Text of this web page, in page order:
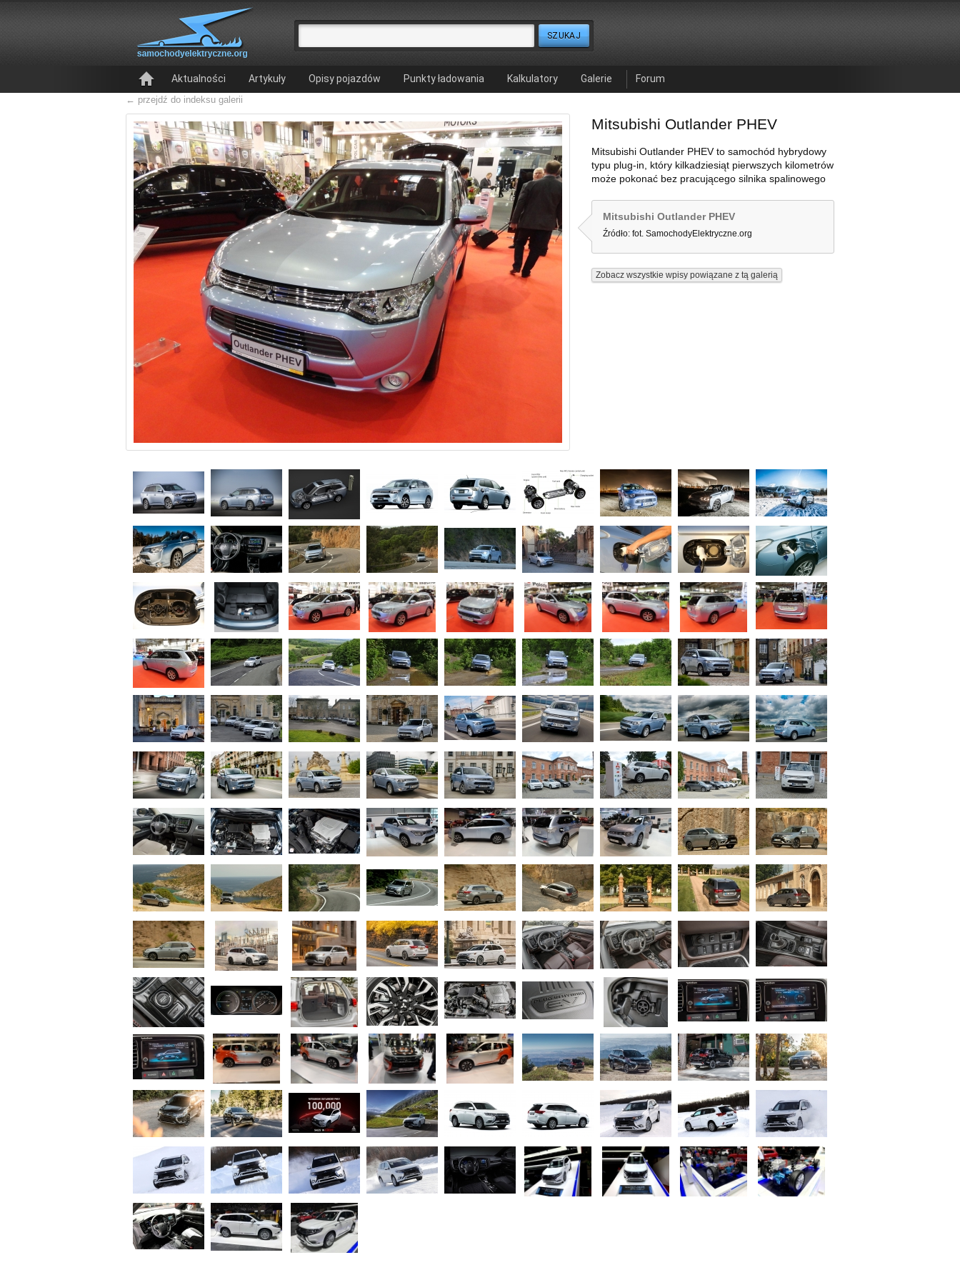
Aktualności Artykuły Opisy pojazdów Punkty ładowania Kalkulatory Galerie Forum
← przejdź do indeksu galerii
Mitsubishi Outlander PHEV
Mitsubishi Outlander PHEV to samochód hybrydowy
typu plug-in, który kilkadziesiąt pierwszych kilometrów
może pokonać bez pracującego silnika spalinowego
Mitsubishi Outlander PHEV
Źródło: fot. SamochodyElektryczne.org
Zobacz wszystkie wpisy powiązane z tą galerią